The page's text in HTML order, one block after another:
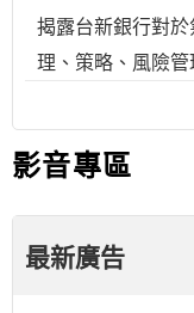
揭露台新銀行對
理、策略、風險
和其他利害相關
影音專區
最新廣告